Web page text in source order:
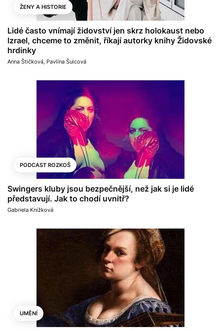
ŽENY A HISTORIE
Lidé často vnímají židovství jen skrz holokaust nebo
Izrael, chceme to změnit, říkají autorky knihy Židovské
hrdinky
Anna Štičková Pavlína Šulcová
PODCAST ROZKOŠ
Swingers kluby jsou bezpečnější, než jak si je lidé
představují. Jak to chodí uvnitř?
Gabriela Knížková
UMĚNÍ